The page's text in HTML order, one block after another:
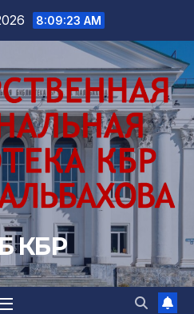
8:09:25 AM
КБР